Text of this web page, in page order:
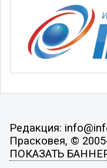
Редакция:
Прасковея, ©
ПОКАЗАТЬ